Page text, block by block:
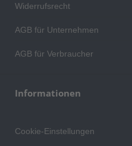
Widerrufsrecht
AGB für Unternehmen
AGB für Verbraucher
Informationen
Cookie-Einstellungen